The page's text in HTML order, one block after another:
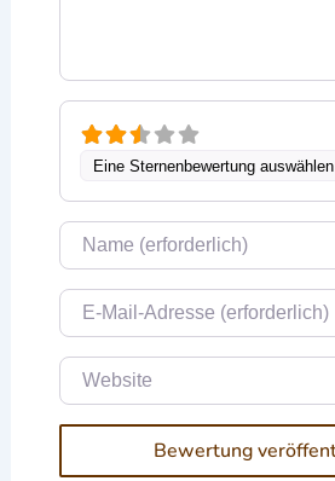
Eine Sternenbewertung auswählen
Name
E-Mail
Website